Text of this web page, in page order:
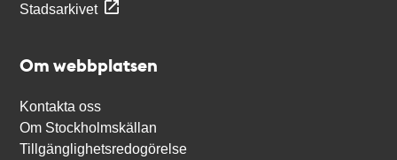
Stadsarkivet
Om webbplatsen
Kontakta oss
Om Stockholmskällan
Tillgänglighetsredogörelse